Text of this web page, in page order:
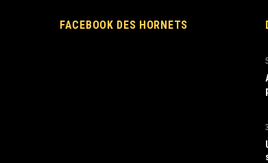
FACEBOOK DES HORNETS